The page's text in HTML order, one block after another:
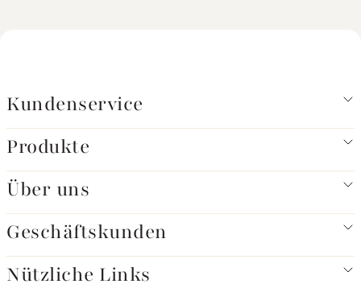
Kundenservice
Produkte
Über uns
Geschäftskunden
Nützliche Links